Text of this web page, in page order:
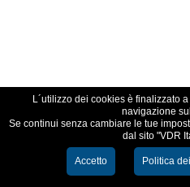
L´utilizzo dei cookies è finalizzato
navigazione
Se continui senza cambiare le tue
dal sito "VDR
Accetto Politica